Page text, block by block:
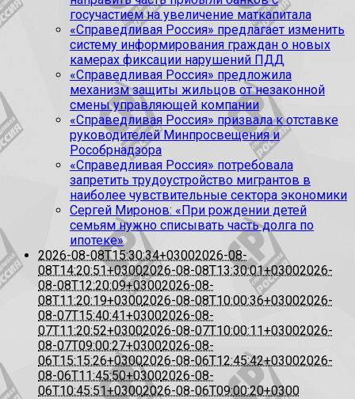
госучастием на увеличение маткапитала
«Справедливая Россия» предлагает изменить
систему информирования граждан о новых
камерах фиксации нарушений ПДД
«Справедливая Россия» предложила
механизм защиты жильцов от незаконной
смены управляющей компании
«Справедливая Россия» призвала к отставке
руководителей Минпросвещения и
Рособрнадзора
«Справедливая Россия» потребовала
запретить трудоустройство мигрантов в
наиболее чувствительные сектора экономики
Сергей Миронов: «При рождении детей
семьям нужно списывать часть долга по
ипотеке»
2026-08-08T15:30:34+03002026-08-
08T14:20:51+03002026-08-08T13:30:01+03002026-
08-08T12:20:09+03002026-08-
08T11:20:19+03002026-08-08T10:00:36+03002026-
08-07T15:40:41+03002026-08-
07T11:20:52+03002026-08-07T10:00:11+03002026-
08-07T09:00:27+03002026-08-
06T15:15:26+03002026-08-06T12:45:42+03002026-
08-06T11:45:50+03002026-08-
06T10:45:51+03002026-08-06T09:00:20+0300